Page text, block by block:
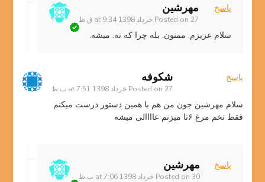
مهرشین
Posted on 27 خرداد 1398 at 9:34 ق.ظ
پاسخ
سلام عزیزم. ممنون. بله چرا که نه. میشه.
شکوفه
Posted on 27 خرداد 1398 at 7:51 ب.ظ
پاسخ
سلام مهرشین جون من هم با همین دستور درست میکنم
فقط تخم مرغ ۶تا میزنم عاااالی میشه
مهرشین
Posted on 30 خرداد 1398 at 7:06 ب.ظ
پاسخ